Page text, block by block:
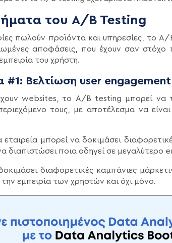
του A/B Testing
πωλούν προϊόντα και υπηρεσίες, το
αποφάσεις, που έχουν σαν στόχο
του χρήστη.
#1: Βελτίωση user engagement
έχουν websites, το A/B testing μπορεί να
τους, με αποτέλεσμα να
εταιρεία μπορεί να δοκιμάσει
διαπιστώσει ποια οδηγεί σε μεγαλύτερo
διαφορετικές καμπάνιες
εμπειρία των χρηστών και όχι μόνο.